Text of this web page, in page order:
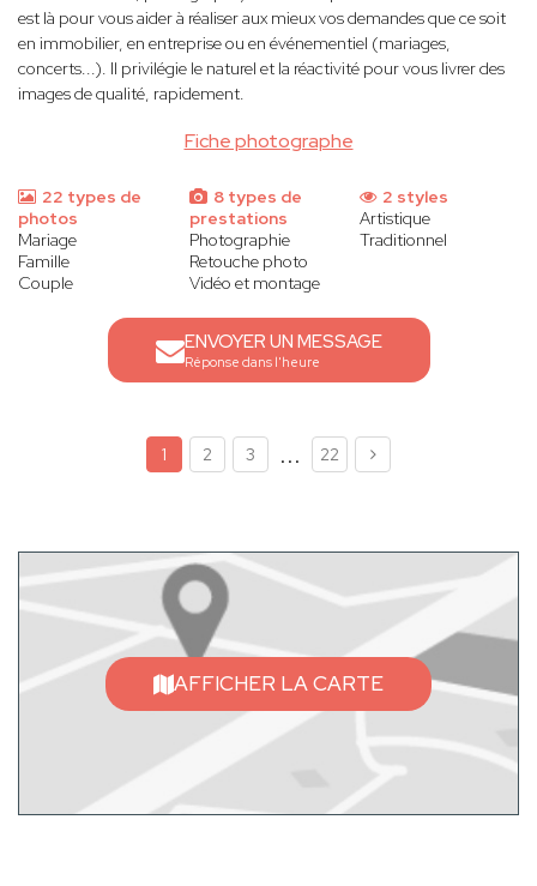
Fiche photographe
est là pour vous aider à réaliser aux mieux vos demandes que ce soit
en immobilier, en entreprise ou en événementiel (mariages,
concerts...). Il privilégie le naturel et la réactivité pour vous livrer des
images de qualité, rapidement.
22 types de
photos
Mariage
Famille
Couple
8 types de
prestations
Photographie
Retouche photo
Vidéo et montage
2 styles
Artistique
Traditionnel
ENVOYER UN MESSAGE
Réponse dans l'heure
1 2 3 ... 22
AFFICHER LA CARTE